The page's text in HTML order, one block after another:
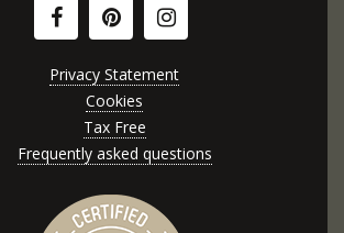
Privacy Statement
Cookies
Tax Free
Frequently asked questions